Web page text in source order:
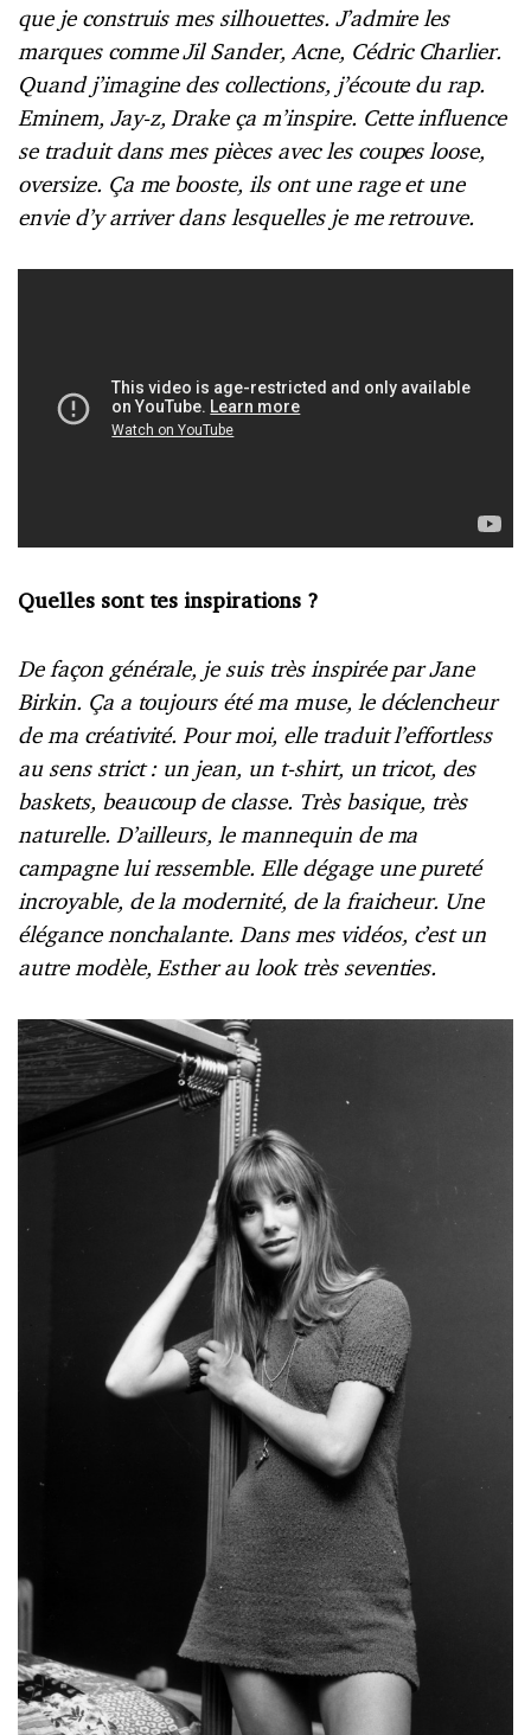
que je construis mes silhouettes. J’admire les
marques comme Jil Sander, Acne, Cédric Charlier.
Quand j’imagine des collections, j’écoute du rap.
Eminem, Jay-z, Drake ça m’inspire. Cette influence
se traduit dans mes pièces avec les coupes loose,
oversize. Ça me booste, ils ont une rage et une
envie d’y arriver dans lesquelles je me retrouve.
Quelles sont tes inspirations ?
De façon générale, je suis très inspirée par Jane
Birkin. Ça a toujours été ma muse, le déclencheur
de ma créativité. Pour moi, elle traduit l’effortless
au sens strict : un jean, un t-shirt, un tricot, des
baskets, beaucoup de classe. Très basique, très
naturelle. D’ailleurs, le mannequin de ma
campagne lui ressemble. Elle dégage une pureté
incroyable, de la modernité, de la fraicheur. Une
élégance nonchalante. Dans mes vidéos, c’est un
autre modèle, Esther au look très seventies.